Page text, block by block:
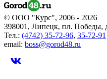
© ООО "Курс", 2006 - 2026
398001, Липецк, пл. Победы,
Тел.: (4742) 35-72-96, 35-72-91
email: boss@gorod48.ru